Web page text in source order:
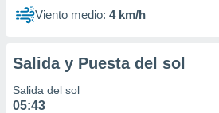
1199
Viento medio: 4 km/h
Salida y Puesta del sol
Salida del sol
05:43